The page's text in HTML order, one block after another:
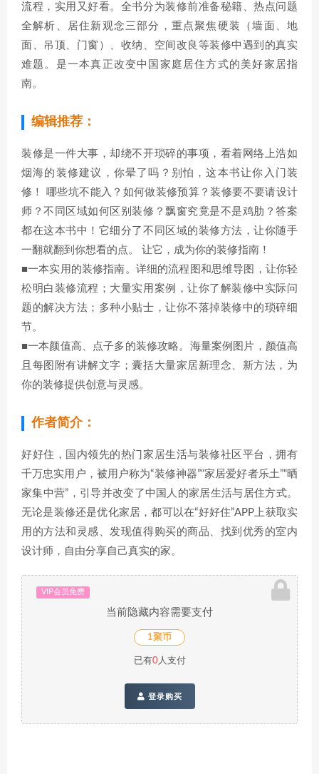
流程，实用又好看。全书分为装修前准备秘籍、热点问题
全解析、居住新观念三部分，重点聚焦硬装（墙面、地
面、吊顶、门窗）、收纳、空间改良等装修中遇到的真实
难题。是一本真正改变中国家庭居住方式的美好家居指
南。
编辑推荐：
装修是一件大事，却绕不开琐碎的事项，看着网络上浩如
烟海的装修建议，你晕了吗？别怕，这本书让你入门装
修！ 哪些坑不能入？如何做装修预算？装修要不要请设计
师？不同区域如何区别装修？飘窗究竟是不是鸡肋？答案
都在这本书中！它细分了不同区域的装修方法，让你随手
一翻就翻到你想看的点。 让它，成为你的装修指南！
■一本实用的装修指南。详细的流程图和思维导图，让你轻
松明白装修流程；大量实用案例，让你了解装修中实际问
题的解决方法；多种小贴士，让你不落掉装修中的琐碎细
节。
■一本颜值高、点子多的装修攻略。海量案例图片，颜值高
且每图附有讲解文字；囊括大量家居新理念、新方法，为
你的装修提供创意与灵感。
作者简介：
好好住，国内领先的热门家居生活与装修社区平台，拥有
千万忠实用户，被用户称为“装修神器”“家居爱好者乐土”“晒
家集中营”，引导并改变了中国人的家居生活与居住方式。
无论是装修还是优化家居，都可以在“好好住”APP上获取实
用的方法和灵感、发现值得购买的商品、找到优秀的室内
设计师，自由分享自己真实的家。
VIP会员免费
当前隐藏内容需要支付
1聚币
已有0人支付
登录购买